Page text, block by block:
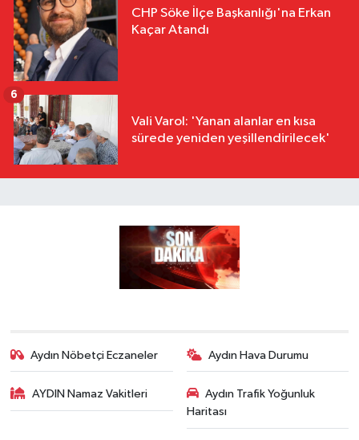
CHP Söke İlçe Başkanlığı'na Erkan
Kaçar Atandı
Vali Varol: 'Yanan alanlar en kısa
sürede yeniden yeşillendirilecek'
6
Aydın Nöbetçi Eczaneler Aydın Hava Durumu
AYDIN Namaz Vakitleri
Aydın Trafik Yoğunluk
Haritası